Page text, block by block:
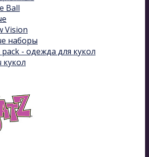
Ball
Vision
наборы
pack - одежда для кукол